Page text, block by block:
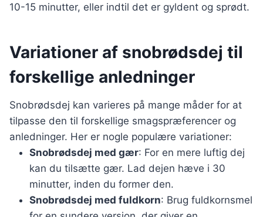
10-15 minutter, eller indtil det er gyldent og sprødt.
Variationer af snobrødsdej til
forskellige anledninger
Snobrødsdej kan varieres på mange måder for at
tilpasse den til forskellige smagspræferencer og
anledninger. Her er nogle populære variationer:
Snobrødsdej med gær: For en mere luftig dej
kan du tilsætte gær. Lad dejen hæve i 30
minutter, inden du former den.
Snobrødsdej med fuldkorn: Brug fuldkornsmel